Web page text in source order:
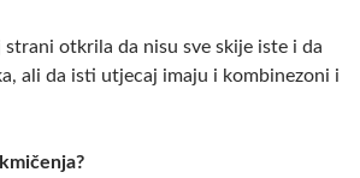
strani otkrila da nisu sve skije iste i da
ali da isti utjecaj imaju i kombinezoni i